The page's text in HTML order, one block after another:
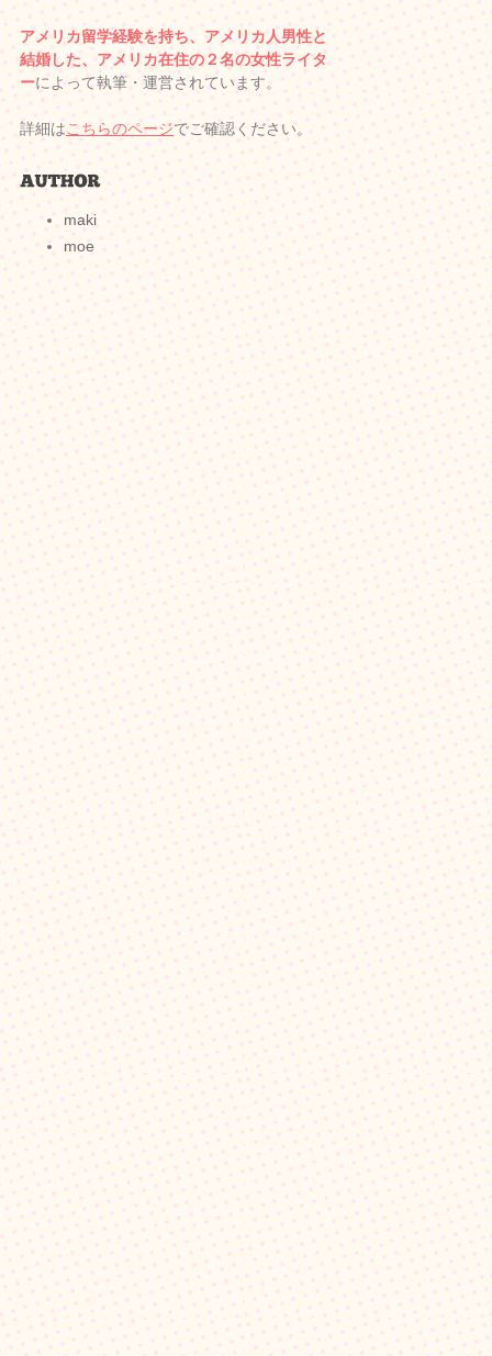
アメリカ留学経験を持ち、アメリカ人男性と
結婚した、アメリカ在住の２名の女性ライタ
ーによって執筆・運営されています。
詳細はこちらのページでご確認ください。
maki
moe